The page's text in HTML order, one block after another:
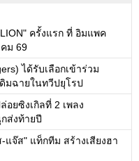
ครั้งแรก ที่ อิมแพค
ม 69
ได้รับเลือกเข้าร่วม
มฉายในทวีปยุโรป
อยซิงเกิลที่ 2 เพลง
ส่งท้ายปี
จ๊ส" แท็กทีม สร้างเสียงฮา